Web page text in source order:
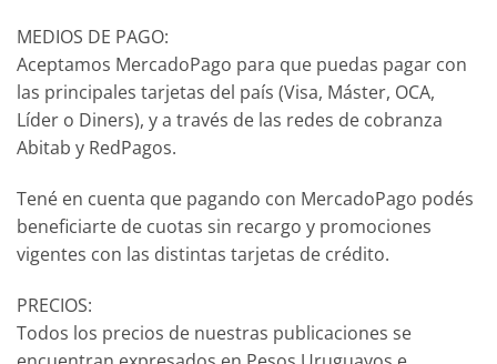
MEDIOS DE PAGO:
Aceptamos MercadoPago para que puedas pagar con
las principales tarjetas del país (Visa, Máster, OCA,
Líder o Diners), y a través de las redes de cobranza
Abitab y RedPagos.
Tené en cuenta que pagando con MercadoPago podés
beneficiarte de cuotas sin recargo y promociones
vigentes con las distintas tarjetas de crédito.
PRECIOS:
Todos los precios de nuestras publicaciones se